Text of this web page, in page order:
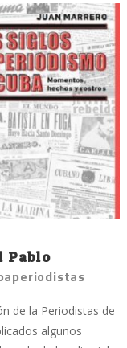
Pablo
de la Periodistas de
algunos